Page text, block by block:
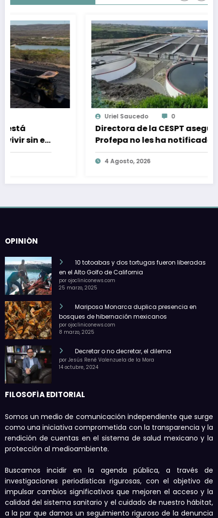
0
Directora de la CESPT asegura que
Profepa no les ha notificado sobre
alguna sanción por descargas de
aguas residuales
OPINIÓN
10 totoabas y dos tortugas fueron liberadas
en el Alto Golfo de California
por ojocliniconews.com
25 marzo, 2025
Mariposa Monarca duplica presencia en
bosques de hibernación mexicanos
por ojocliniconews.com
8 marzo, 2025
Decretar o no decretar, el dilema
por Jesús René Valenzuela de la Mora
14 octubre, 2024
FILOSOFÍA EDITORIAL
Somos un medio de comunicación independiente que surge
como una iniciativa comprometida con la transparencia y la
rendición de cuentas en el sistema de salud mexicano y la
protección al medioambiente.
Buscamos incidir en la agenda pública, a través de
investigaciones periodísticas rigurosas, con el objetivo de
impulsar cambios significativos que mejoren el acceso y la
calidad del sistema sanitario y el cuidado de nuestro hábitat,
a la par que damos un seguimiento riguroso de la denuncia